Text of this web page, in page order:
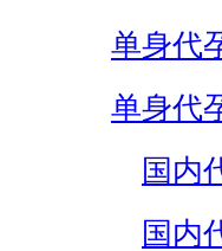
单身代
单身代
国内
国内